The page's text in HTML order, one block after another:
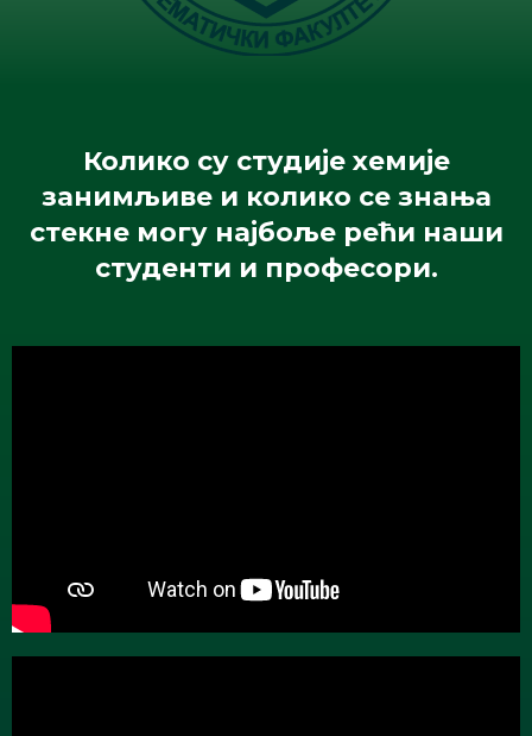
Колико су студије хемије
занимљиве и колико се знања
стекне могу најбоље рећи наши
студенти и професори.